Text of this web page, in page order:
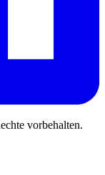
vorbehalten.